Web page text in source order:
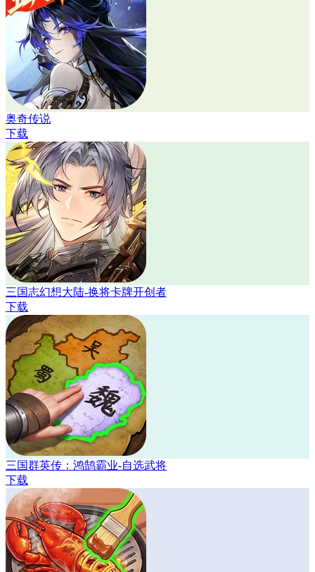
奥奇传说
下载
三国志幻想大陆-换将卡牌开创者
下载
三国群英传：鸿鹄霸业-自选武将
下载